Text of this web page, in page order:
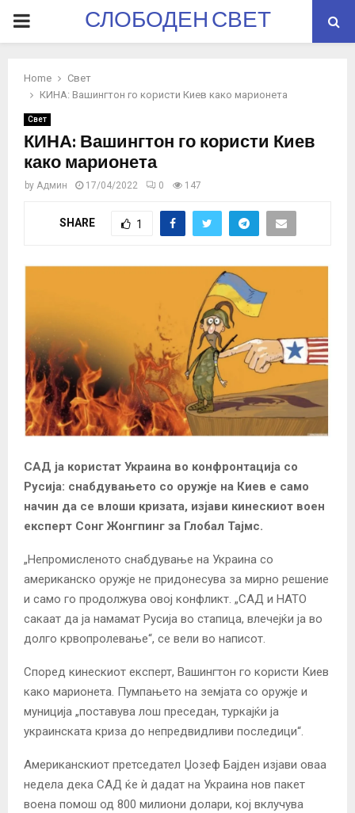
PRIMARYСЛОБОДЕН СВЕТ
Home
Свет
КИНА: Вашингтон го користи Киев како марионета
Свет
КИНА: Вашингтон го користи Киев
како марионета
by Админ 17/04/2022 0 147
SHARE 1
САД ја користат Украина во конфронтација со
Русија: снабдувањето со оружје на Киев е само
начин да се влоши кризата, изјави кинескиот воен
експерт Сонг Жонгпинг за Глобал Тајмс.
„Непромисленото снабдување на Украина со
американско оружје не придонесува за мирно решение
и само го продолжува овој конфликт. „САД и НАТО
сакаат да ја намамат Русија во стапица, влечејќи ја во
долго крвопролевање“, се вели во написот.
Според кинескиот експерт, Вашингтон го користи Киев
како марионета. Пумпањето на земјата со оружје и
муниција „поставува лош преседан, туркајќи ја
украинската криза до непредвидливи последици“.
Американскиот претседател Џозеф Бајден изјави оваа
недела дека САД ќе ѝ дадат на Украина нов пакет
воена помош од 800 милиони долари, кој вклучува